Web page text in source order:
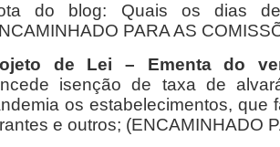
do blog: Quais os dias
PARA AS
de Lei – Ementa do
isenção de taxa de
os estabelecimentos, que
e outros; (ENCAMINHADO